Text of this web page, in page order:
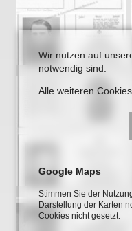
Wir nutzen auf
notwendig sind.
Alle weiteren
Google Maps
Stimmen Sie der
Darstellung der Karten
Cookies nicht gesetzt.